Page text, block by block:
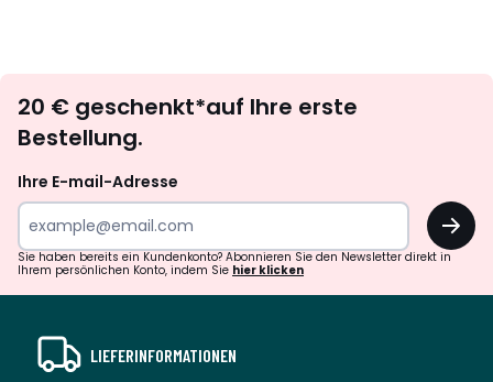
abonnieren
20 € geschenkt*auf Ihre erste
Bestellung.
Ihre E-mail-Adresse
OK
Sie haben bereits ein Kundenkonto? Abonnieren Sie den Newsletter direkt in
Ihrem persönlichen Konto, indem Sie hier klicken
LIEFERINFORMATIONEN